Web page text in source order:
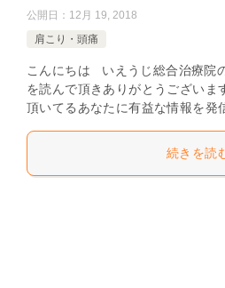
公開日： 12月 19, 2018
肩こり・頭痛
こんにちは いえうじ総合治療院
を読んで頂きありがとうござい
頂いてるあなたに有益な情報を
続きを読